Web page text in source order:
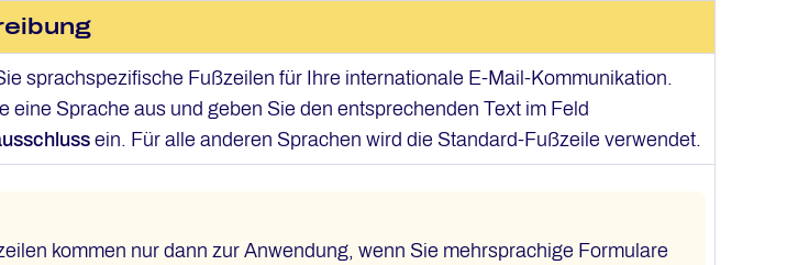
sprachspezifische Fußzeilen für Ihre internationale E-Mail-Kommunikation.
eine Sprache aus und geben Sie den entsprechenden Text im Feld
ein. Für alle anderen Sprachen wird die Standard-Fußzeile verwendet.
kommen nur dann zur Anwendung, wenn Sie mehrsprachige Formulare